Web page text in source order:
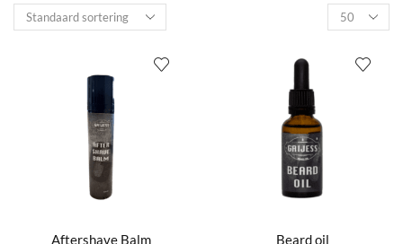
Products
per
Aftershave Balm Beard oil